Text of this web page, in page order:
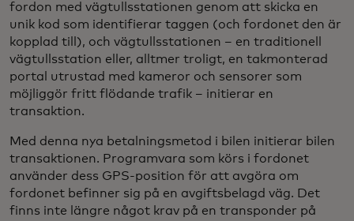
fordon med vägtullsstationen genom att skicka en
unik kod som identifierar taggen (och fordonet den är
kopplad till), och vägtullsstationen – en traditionell
vägtullsstation eller, alltmer troligt, en takmonterad
portal utrustad med kameror och sensorer som
möjliggör fritt flödande trafik – initierar en
transaktion.
Med denna nya betalningsmetod i bilen initierar bilen
transaktionen. Programvara som körs i fordonet
använder dess GPS-position för att avgöra om
fordonet befinner sig på en avgiftsbelagd väg. Det
finns inte längre något krav på en transponder på